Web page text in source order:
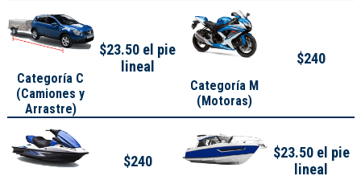
Categoría C
(Camiones y
Arrastre)
$23.50 el pie
lineal
Categoría M
(Motoras)
$240
$240
$23.50 el pie
lineal